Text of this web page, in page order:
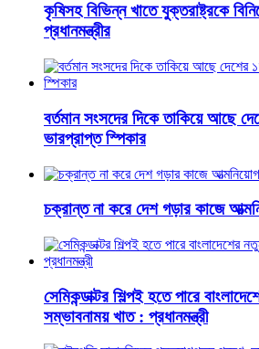
কৃষিসহ বিভিন্ন খাতে যুক্তরাষ্ট্রকে
প্রধানমন্ত্রীর
বর্তমান সংসদের দিকে তাকিয়ে আছে
ভারপ্রাপ্ত স্পিকার
চক্রান্ত না করে দেশ গড়ার কাজে
সেমিকন্ডাক্টর শিল্পই হতে পারে
সম্ভাবনাময় খাত : প্রধানমন্ত্রী